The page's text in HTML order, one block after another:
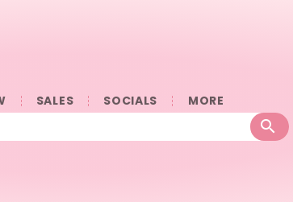
SALES SOCIALS 󠀠󠀠MORE